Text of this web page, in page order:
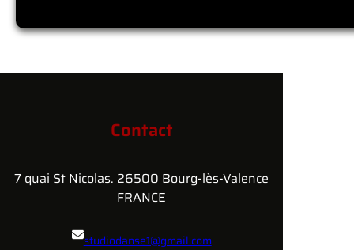
Contact
7 quai St Nicolas. 26500 Bourg-lès-Valence
FRANCE
studiodanse1@gmail.com